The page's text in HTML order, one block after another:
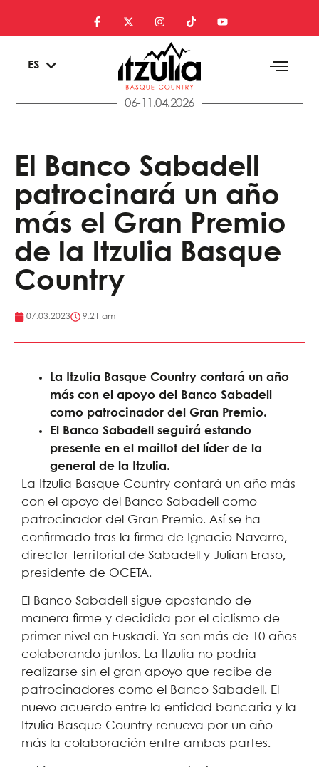
ES
EN
06-11.04.2026
El Banco Sabadell
patrocinará un año
más el Gran Premio
de la Itzulia Basque
Country
07.03.2023 9:21 am
La Itzulia Basque Country contará un año
más con el apoyo del Banco Sabadell
como patrocinador del Gran Premio.
El Banco Sabadell seguirá estando
presente en el maillot del líder de la
general de la Itzulia.
La Itzulia Basque Country contará un año más
con el apoyo del Banco Sabadell como
patrocinador del Gran Premio. Así se ha
confirmado tras la firma de Ignacio Navarro,
director Territorial de Sabadell y Julian Eraso,
presidente de OCETA.
El Banco Sabadell sigue apostando de
manera firme y decidida por el ciclismo de
primer nivel en Euskadi. Ya son más de 10 años
colaborando juntos. La Itzulia no podría
realizarse sin el gran apoyo que recibe de
patrocinadores como el Banco Sabadell. El
nuevo acuerdo entre la entidad bancaria y la
Itzulia Basque Country renueva por un año
más la colaboración entre ambas partes.